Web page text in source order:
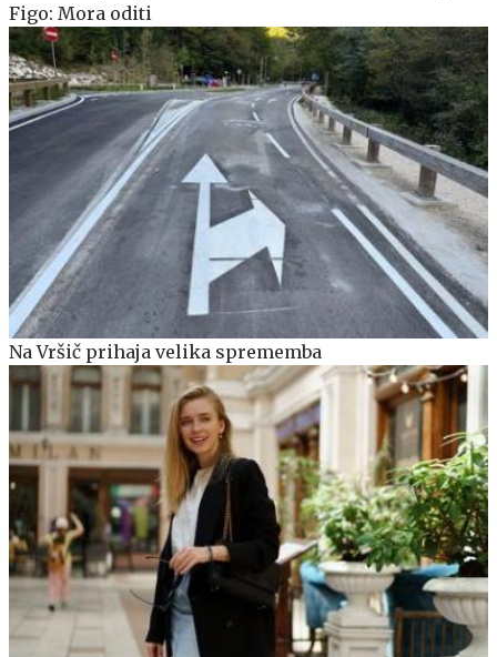
Figo: Mora oditi
Na Vršič prihaja velika sprememba